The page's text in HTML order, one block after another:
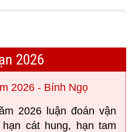
2026
2026 - Bính Ngọ
2026 luận đoán vận
cát hung, hạn tam